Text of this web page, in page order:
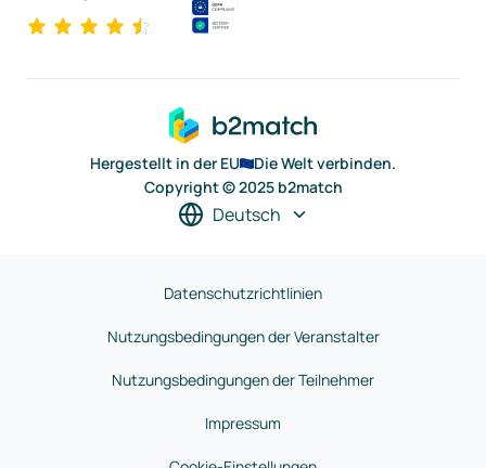
Hergestellt in der EU
Die Welt verbinden.
Copyright © 2025 b2match
Deutsch
Datenschutzrichtlinien
Nutzungsbedingungen der Veranstalter
Nutzungsbedingungen der Teilnehmer
Impressum